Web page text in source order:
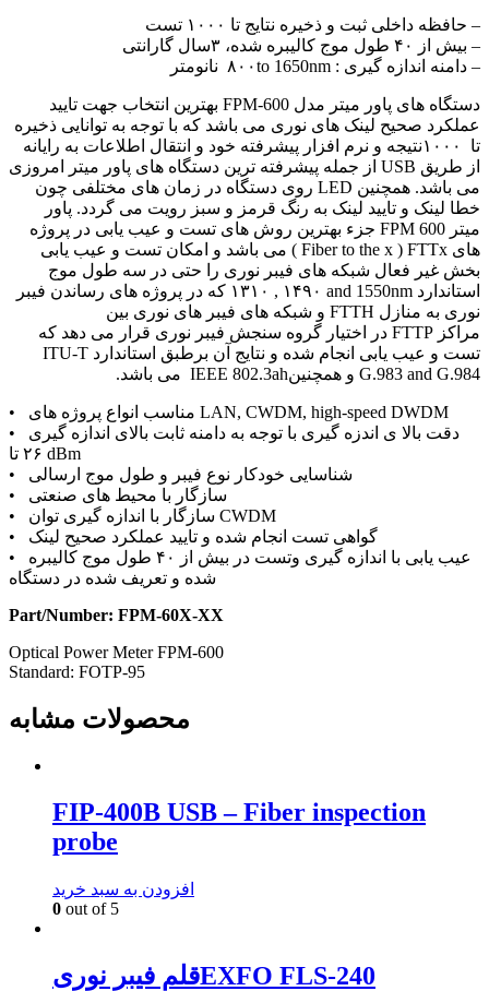
– حافظه داخلی ثبت و ذخیره نتایج تا ۱۰۰۰ تست
– بیش از ۴۰ طول موج کالیبره شده، ۳سال گارانتی
– دامنه اندازه گیری : ۸۰۰to 1650nm نانومتر
دستگاه های پاور میتر مدل FPM-600 بهترین انتخاب جهت تایید
عملکرد صحیح لینک های نوری می باشد که با توجه به توانایی ذخیره
تا
۱۰۰۰نتیجه و نرم افزار پیشرفته خود و انتقال اطلاعات به رایانه
از طریق USB از جمله پیشرفته ترین دستگاه های پاور میتر امروزی
می باشد. همچنین LED روی دستگاه در زمان های مختلفی چون
خطا لینک و تایید لینک به رنگ قرمز و سبز رویت می گردد. پاور
میتر FPM 600 جزء بهترین روش های تست و عیب یابی در پروژه
های FTTx
( Fiber to the x ) می باشد و امکان تست و عیب یابی
بخش غیر فعال شبکه های فیبر نوری را حتی در سه طول موج
استاندارد ۱۳۱۰ , ۱۴۹۰ and 1550nm که در پروژه های رساندن فیبر
نوری به منازل FTTH و شبکه های فیبر های نوری بین
مراکز FTTP در اختیار گروه سنجش فیبر نوری قرار می دهد که
تست و عیب یابی انجام شده و نتایج آن برطبق استاندارد ITU-T
G.983 and G.984 و همچنینIEEE 802.3ah می باشد.
LAN, CWDM, high-speed DWDM
• دقت بالا ی اندزه گیری با توجه به دامنه ثابت بالای اندازه گیری
۲۶ dBm
• شناسایی خودکار نوع فیبر و طول موج ارسالی
• سازگار با محیط های صنعتی
CWDM
• گواهی تست انجام شده و تایید عملکرد صحیح لینک
• عیب یابی با اندازه گیری وتست در بیش از
۴۰ طول موج کالیبره
شده و تعریف شده در دستگاه
Part/Number: FPM-60X-XX
Optical Power Meter FPM-600
Standard: FOTP-95
محصولات مشابه
FIP-400B USB – Fiber inspection
probe
افزودن به سبد خرید
0 out of 5
قلم فیبر نوریEXFO FLS-240